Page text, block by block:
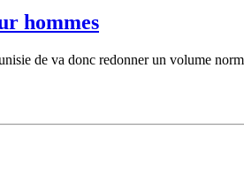
hommes
de va donc redonner un volume